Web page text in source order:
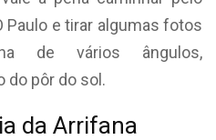
Paulo e tirar algumas fotos
de vários ângulos,
do pôr do sol.
da Arrifana